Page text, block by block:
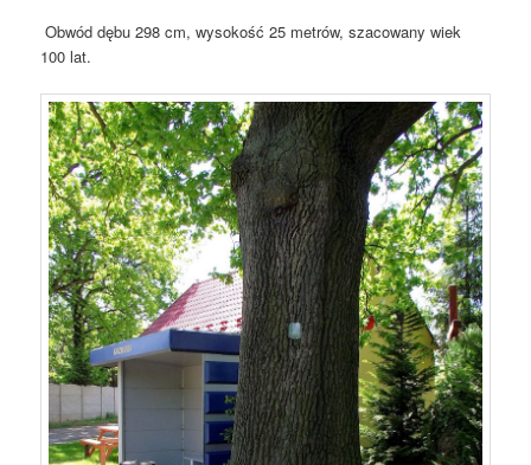
Obwód dębu 298 cm, wysokość 25 metrów, szacowany wiek
100 lat.